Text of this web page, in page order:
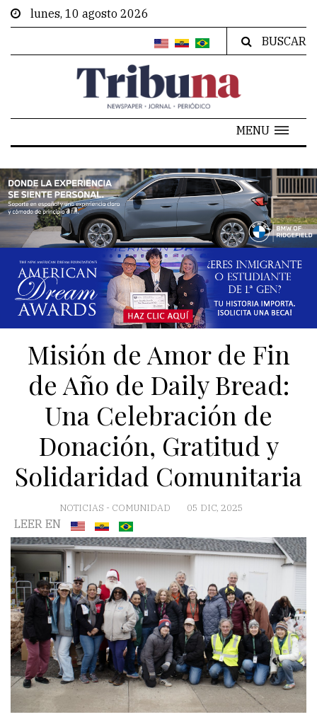
lunes, 10 agosto 2026
BUSCAR
MENU
Misión de Amor de Fin
de Año de Daily Bread:
Una Celebración de
Donación, Gratitud y
Solidaridad Comunitaria
NOTICIAS - COMUNIDAD 05 DIC, 2025
LEER EN